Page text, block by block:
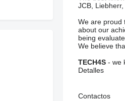
JCB,
We are proud
about our
being
We believe
TECH4S- we
Detalles
Contactos